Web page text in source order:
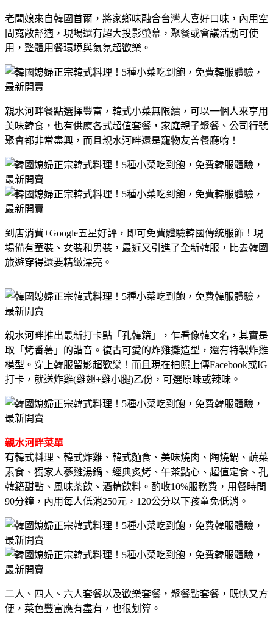
老闆娘來自韓國首爾，將家鄉味融合台灣人喜好口味，內用空
間寬敞舒適，現場還有超大投影螢幕，聚餐或會議活動可使
用，整體用餐環境與氣氛超歡樂。
親水河畔餐點選擇豐富，韓式小菜無限續，可以一個人來享用
美味韓食，也有供應各式超值套餐，家庭親子聚餐、公司行號
聚會都非常盡興，而且親水河畔還是寵物友善餐廳唷！
到店消費+Google五星好評，即可免費體驗韓國傳統服飾！現
場備有童裝、女裝和男裝，最近又引進了全新韓服，比去韓國
旅遊穿得還要精緻漂亮。
親水河畔推出最新打卡點「孔韓籍」，乍看像韓文名，其實是
取「烤番薯」的諧音。復古可愛的炸雞攤造型，還有特製炸雞
模型。穿上韓服留影超歡樂！而且現在拍照上傳Facebook或IG
打卡，就送炸雞(雞翅+雞小腿)乙份，可選原味或辣味。
親水河畔菜單
有韓式料理、韓式炸雞、韓式麵食、美味燒肉、陶燒鍋、蔬菜
素食、獨家人蔘雞湯鍋、經典炙烤、午茶點心、超值定食、孔
韓籍甜點、風味茶飲、酒精飲料。酌收10%服務費，用餐時間
90分鐘，內用每人低消250元，120公分以下孩童免低消。
二人、四人、六人套餐以及歡樂套餐，聚餐點套餐，既快又方
便，菜色豐富應有盡有，也很划算。